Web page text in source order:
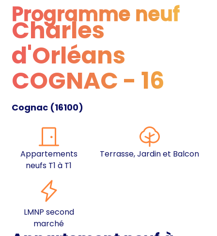
Programme neuf
Programme neuf
Charles
d'Orléans
COGNAC - 16
Cognac (16100)
Appartements
neufs T1 à T1
Terrasse, Jardin et Balcon
LMNP second
marché